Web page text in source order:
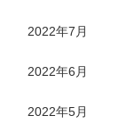
2022年7月
2022年6月
2022年5月